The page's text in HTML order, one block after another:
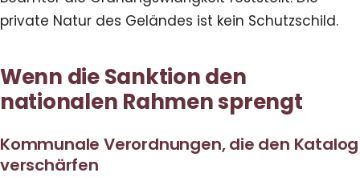
private Natur des Geländes ist kein Schutzschild.
Wenn die Sanktion den
nationalen Rahmen sprengt
Kommunale Verordnungen, die den Katalog
verschärfen